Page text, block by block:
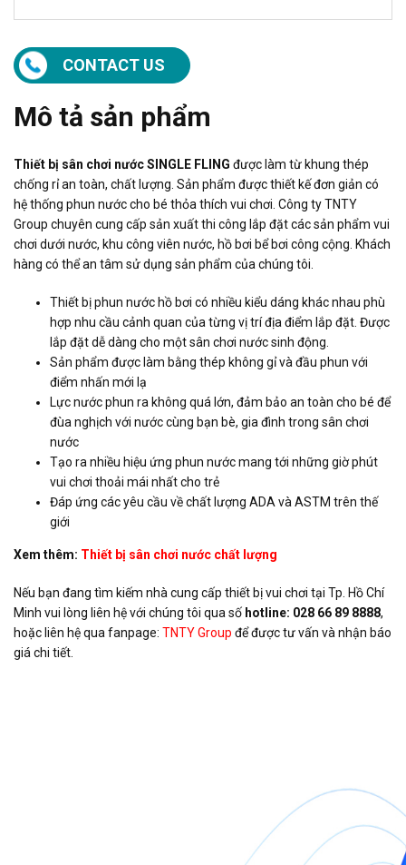
CONTACT US
Mô tả sản phẩm
Thiết bị sân chơi nước SINGLE FLING được làm từ khung thép
chống rỉ an toàn, chất lượng. Sản phẩm được thiết kế đơn giản có
hệ thống phun nước cho bé thỏa thích vui chơi. Công ty TNTY
Group chuyên cung cấp sản xuất thi công lắp đặt các sản phẩm vui
chơi dưới nước, khu công viên nước, hồ bơi bể bơi công cộng. Khách
hàng có thể an tâm sử dụng sản phẩm của chúng tôi.
Thiết bị phun nước hồ bơi có nhiều kiểu dáng khác nhau phù
hợp nhu cầu cảnh quan của từng vị trí địa điểm lắp đặt. Được
lắp đặt dễ dàng cho một sân chơi nước sinh động.
Sản phẩm được làm bằng thép không gỉ và đầu phun với
điểm nhấn mới lạ
Lực nước phun ra không quá lớn, đảm bảo an toàn cho bé để
đùa nghịch với nước cùng bạn bè, gia đình trong sân chơi
nước
Tạo ra nhiều hiệu ứng phun nước mang tới những giờ phút
vui chơi thoải mái nhất cho trẻ
Đáp ứng các yêu cầu về chất lượng ADA và ASTM trên thế
giới
Xem thêm: Thiết bị sân chơi nước chất lượng
Nếu bạn đang tìm kiếm nhà cung cấp thiết bị vui chơi tại Tp. Hồ Chí
Minh vui lòng liên hệ với chúng tôi qua số hotline: 028 66 89 8888,
hoặc liên hệ qua fanpage: TNTY Group để được tư vấn và nhận báo
giá chi tiết.